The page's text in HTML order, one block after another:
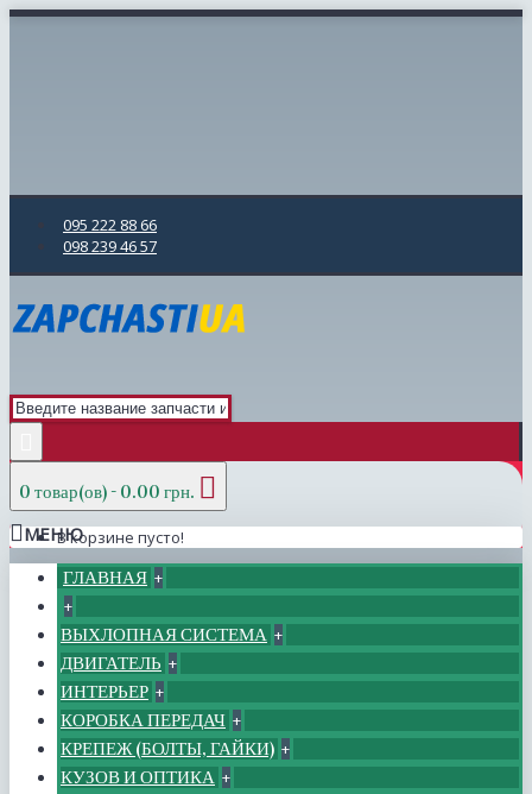
095 222 88 66
098 239 46 57
0 товар(ов) - 0.00 грн.
В корзине пусто!
МЕНЮ
ГЛАВНАЯ +
+
ВЫХЛОПНАЯ СИСТЕМА +
ДВИГАТЕЛЬ +
ИНТЕРЬЕР +
КОРОБКА ПЕРЕДАЧ +
КРЕПЕЖ (БОЛТЫ, ГАЙКИ) +
КУЗОВ И ОПТИКА +